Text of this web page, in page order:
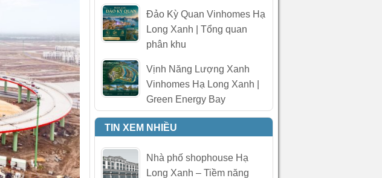
Đảo Kỳ Quan Vinhomes Hạ
Long Xanh | Tổng quan
phân khu
Vịnh Năng Lượng Xanh
Vinhomes Hạ Long Xanh |
Green Energy Bay
TIN XEM NHIỀU
Nhà phố shophouse Hạ
Long Xanh – Tiềm năng